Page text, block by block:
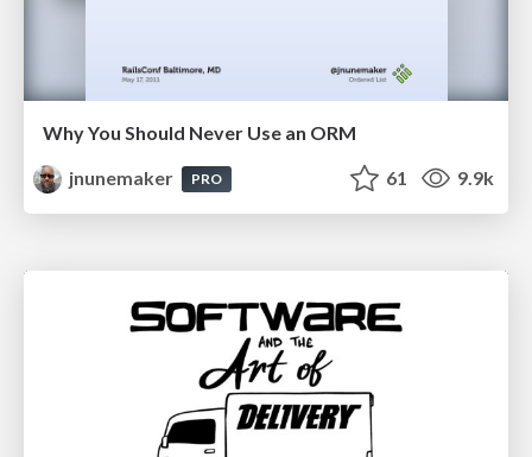
Why You Should Never Use an ORM
jnunemaker
PRO 61 9.9k